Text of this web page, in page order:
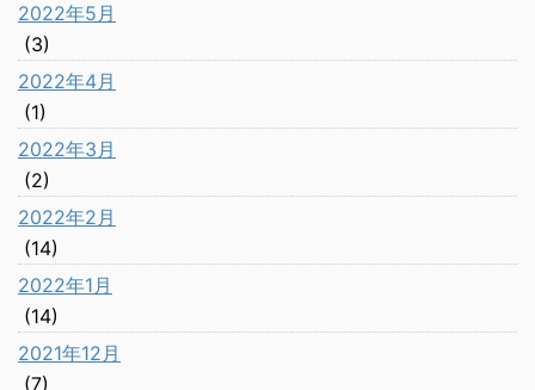
2022年5月
(3)
2022年4月
(1)
2022年3月
(2)
2022年2月
(14)
2022年1月
(14)
2021年12月
(7)